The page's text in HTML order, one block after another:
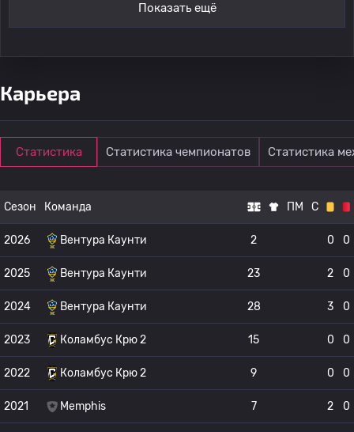
Показать ещё
Карьера
Статистика Статистика чемпионатов Статистика
Сезон Команда ПМ С
2026 Вентура Каунти 2 0 0
2025 Вентура Каунти 23 2 0
2024 Вентура Каунти 28 3 0
2023 Коламбус Крю 2 15 0 0
2022 Коламбус Крю 2 9 0 0
2021 Memphis 7 2 0